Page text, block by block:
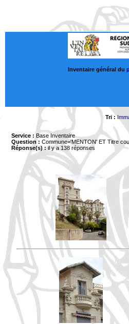
Inventaire général du
Tri :
Service : Base Inventaire
Question : Commune='MENTON' ET Titre
Réponse(s) :il y a 138 réponses